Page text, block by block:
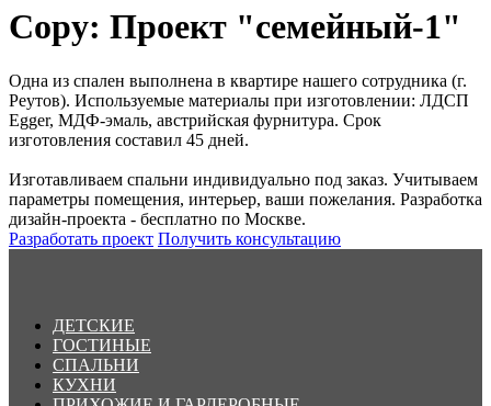
Copy: Проект "семейный-1"
Одна из спален выполнена в квартире нашего сотрудника (г.
Реутов). Используемые материалы при изготовлении: ЛДСП
Egger, МДФ-эмаль, австрийская фурнитура. Срок
изготовления составил 45 дней.
Изготавливаем спальни индивидуально под заказ. Учитываем
параметры помещения, интерьер, ваши пожелания. Разработка
дизайн-проекта - бесплатно по Москве.
Разработать проект Получить консультацию
ДЕТСКИЕ
ГОСТИНЫЕ
СПАЛЬНИ
КУХНИ